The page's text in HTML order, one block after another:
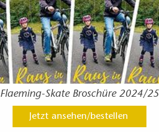
Flaeming-Skate Broschüre 2024/25
Jetzt ansehen/bestellen